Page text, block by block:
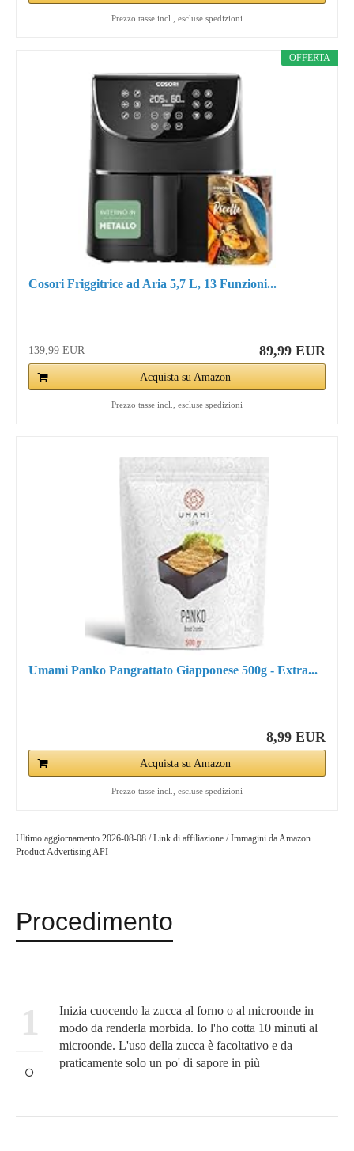
Prezzo tasse incl., escluse spedizioni
OFFERTA
Cosori Friggitrice ad Aria 5,7 L, 13 Funzioni...
139,99 EUR 89,99 EUR
Acquista su Amazon
Prezzo tasse incl., escluse spedizioni
Umami Panko Pangrattato Giapponese 500g - Extra...
8,99 EUR
Acquista su Amazon
Prezzo tasse incl., escluse spedizioni
Ultimo aggiornamento 2026-08-08 / Link di affiliazione / Immagini da Amazon
Product Advertising API
Procedimento
1
Inizia cuocendo la zucca al forno o al microonde in
modo da renderla morbida. Io l'ho cotta 10 minuti al
microonde. L'uso della zucca è facoltativo e da
praticamente solo un po' di sapore in più